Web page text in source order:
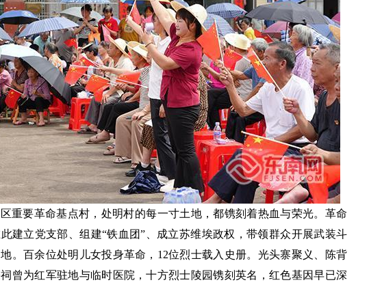
重要革命基点村，处明村的每一寸土地，都镌刻着热血与荣光。革命
建立党支部、组建“铁血团”、成立苏维埃政权，带领群众开展武装斗
。百余位处明儿女投身革命，12位烈士载入史册。光头寨聚义、陈背
曾为红军驻地与临时医院，十方烈士陵园镌刻英名，红色基因早已深